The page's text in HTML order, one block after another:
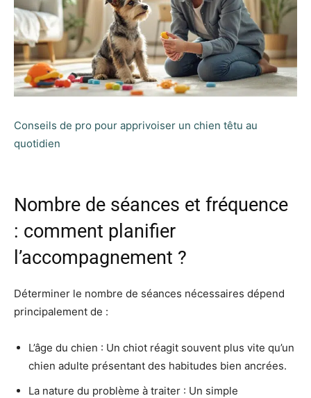
Conseils de pro pour apprivoiser un chien têtu au
quotidien
Nombre de séances et fréquence
: comment planifier
l’accompagnement ?
Déterminer le nombre de séances nécessaires dépend
principalement de :
L’âge du chien : Un chiot réagit souvent plus vite qu’un
chien adulte présentant des habitudes bien ancrées.
La nature du problème à traiter : Un simple